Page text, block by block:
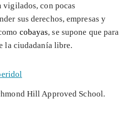
vigilados, con pocas
sus derechos, empresas y
cobayas, se supone que para
la ciudadanía libre.
Hill Approved School.